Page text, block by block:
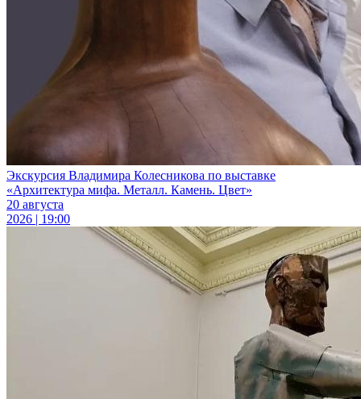
Экскурсия Владимира Колесникова по выставке
«Архитектура мифа. Металл. Камень. Цвет»
20 августа
2026 | 19:00